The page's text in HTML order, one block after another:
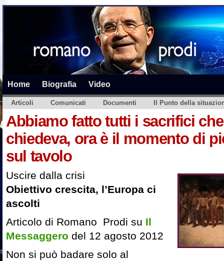
Home Biografia Video
Articoli Comunicati Documenti Il Punto della
Abbiamo fatto tutti i sacrifici
chiedeva, ora è il momento di
sul tavolo
Uscire dalla crisi
Obiettivo crescita, l’Europa ci
ascolti
Articolo di Romano Prodi su Il
Messaggero del 12 agosto 2012
Non si può badare solo al